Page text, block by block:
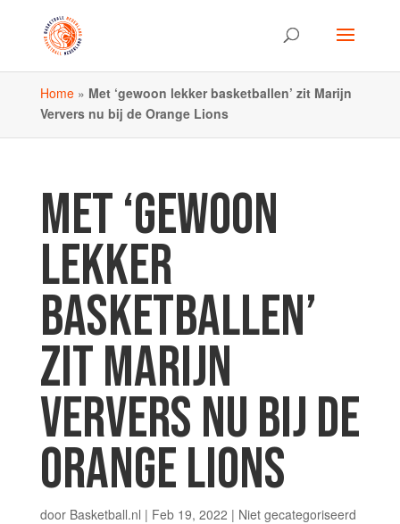
Home» Met ‘gewoon lekker basketballen’ zit Marijn
Ververs nu bij de Orange Lions
MET ‘GEWOON
LEKKER
BASKETBALLEN’
ZIT MARIJN
VERVERS NU BIJ DE
ORANGE LIONS
door Basketball.nl | Feb 19, 2022 | Niet gecategoriseerd